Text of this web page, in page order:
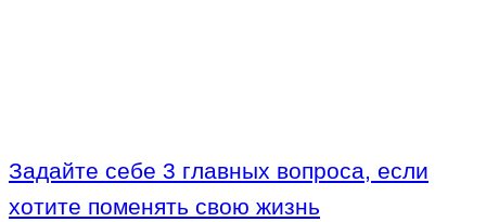
Задайте себе 3 главных вопроса, если
хотите поменять свою жизнь